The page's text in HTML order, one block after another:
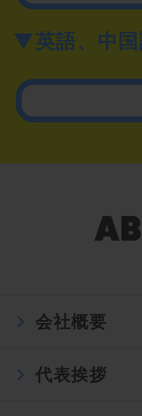
▼英語、中国
会社概要
代表挨拶